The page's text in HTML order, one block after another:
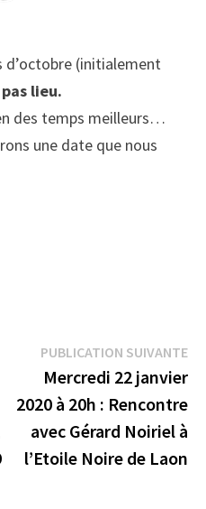
d’octobre (initialement
pas lieu.
des temps meilleurs…
une date que nous
:
PUBLICATION SUIVANTE
Mercredi 22 janvier
2020 à 20h : Rencontre
avec Gérard Noiriel à
l’Etoile Noire de Laon